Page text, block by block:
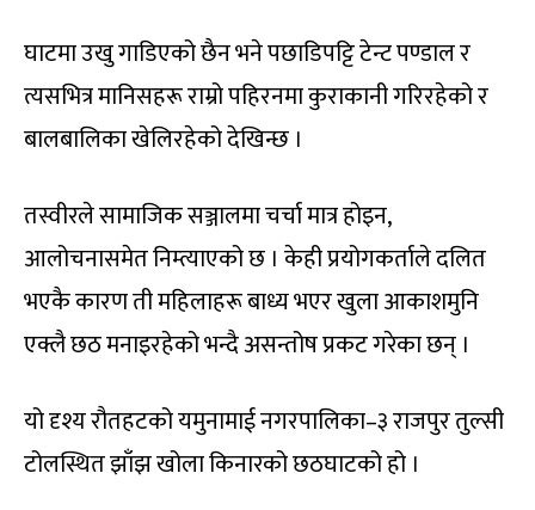
घाटमा उखु गाडिएको छैन भने पछाडिपट्टि टेन्ट पण्डाल र
त्यसभित्र मानिसहरू राम्रो पहिरनमा कुराकानी गरिरहेको र
बालबालिका खेलिरहेको देखिन्छ ।
तस्वीरले सामाजिक सञ्जालमा चर्चा मात्र होइन,
आलोचनासमेत निम्त्याएको छ । केही प्रयोगकर्ताले दलित
भएकै कारण ती महिलाहरू बाध्य भएर खुला आकाशमुनि
एक्लै छठ मनाइरहेको भन्दै असन्तोष प्रकट गरेका छन् ।
यो दृश्य रौतहटको यमुनामाई नगरपालिका–३ राजपुर तुल्सी
टोलस्थित झाँझ खोला किनारको छठघाटको हो ।